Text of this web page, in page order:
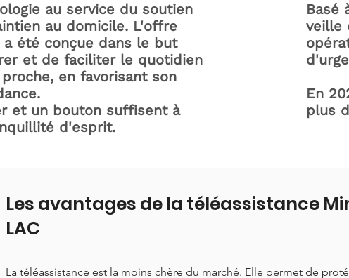
au service du soutien
au domicile. L'offre
a été conçue dans le but
et de faciliter le quotidien
en favorisant son
et un bouton suffisent à
d'esprit.
Basé
veille
En
plus
Les avantages de la téléassistance
LAC
La téléassistance est la moins chère du marché. Elle permet de